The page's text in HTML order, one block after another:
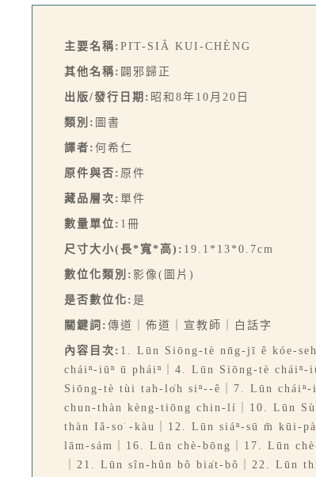
主要名稱: PI̍T-SIÂ KUI-CHÈNG
其他名稱: 闢邪歸正
出版/發行日期: 昭和8年10月20日
類別: 圖書
譯者: 何希仁
原件與否: 原件
藏品層次: 單件
數量單位: 1冊
尺寸大小(長*寬*高): 19.1*13*0.7cm
數位化類別: 影像(圖片)
是否數位化: 是
關鍵詞: 傳道｜佈道｜宣教師｜白話字
內容目次: 1. Lūn Siōng-tè nn̄g-jī ê kóe-
cháiⁿ-iūⁿ ū pháiⁿ｜4. Lūn Siōng-tè
Siōng-tè tùi tah-lo̍h siⁿ--ê｜7. Lūn
chun-thàn kèng-tiōng chin-lí｜10. Lūn
thàn Iâ-so͘ -kàu｜12. Lūn siáⁿ-sū m̄ kūi-
lām-sám｜16. Lūn chè-bōng｜17. Lūn
｜21. Lūn sîn-hûn bô bia̍t-bô｜22. Lūn